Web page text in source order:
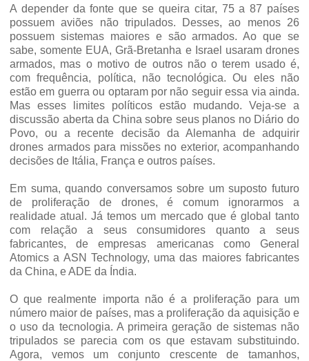
A depender da fonte que se queira citar, 75 a 87 países
possuem aviões não tripulados. Desses, ao menos 26
possuem sistemas maiores e são armados. Ao que se
sabe, somente EUA, Grã-Bretanha e Israel usaram drones
armados, mas o motivo de outros não o terem usado é,
com frequência, política, não tecnológica. Ou eles não
estão em guerra ou optaram por não seguir essa via ainda.
Mas esses limites políticos estão mudando. Veja-se a
discussão aberta da China sobre seus planos no Diário do
Povo, ou a recente decisão da Alemanha de adquirir
drones armados para missões no exterior, acompanhando
decisões de Itália, França e outros países.
Em suma, quando conversamos sobre um suposto futuro
de proliferação de drones, é comum ignorarmos a
realidade atual. Já temos um mercado que é global tanto
com relação a seus consumidores quanto a seus
fabricantes, de empresas americanas como General
Atomics a ASN Technology, uma das maiores fabricantes
da China, e ADE da Índia.
O que realmente importa não é a proliferação para um
número maior de países, mas a proliferação da aquisição e
o uso da tecnologia. A primeira geração de sistemas não
tripulados se parecia com os que estavam substituindo.
Agora, vemos um conjunto crescente de tamanhos,